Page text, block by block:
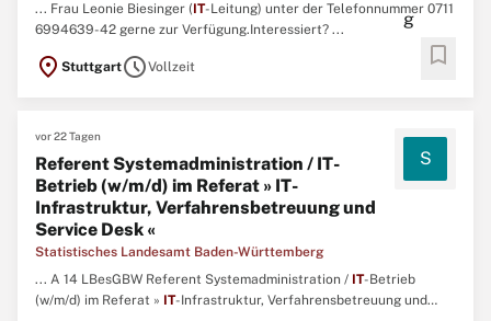
... Frau Leonie Biesinger (IT-Leitung) unter der Telefonnummer 0711
6994639-42 gerne zur Verfügung.Interessiert? ...
location_on StuttgartscheduleVollzeit bookmark
vor 22 Tagen
Referent Systemadministration / IT-
Betrieb (w/m/d) im Referat » IT-
Infrastruktur, Verfahrensbetreuung und
Service Desk «
Statistisches Landesamt Baden-Württemberg
S
... A 14 LBesGBW Referent Systemadministration / IT-Betrieb
(w/m/d) im Referat » IT-Infrastruktur, Verfahrensbetreuung und